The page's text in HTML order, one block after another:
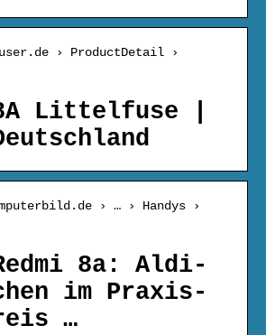
› ProductDetail ›
Littelfuse |
› … › Handys ›
8a: Aldi-
im Praxis-
…